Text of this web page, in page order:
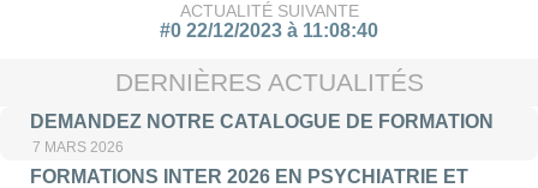
ACTUALITÉ SUIVANTE
#0 22/12/2023 à 11:08:40
DERNIÈRES ACTUALITÉS
DEMANDEZ NOTRE CATALOGUE DE FORMATION
7 MARS 2026
FORMATIONS INTER 2026 EN PSYCHIATRIE ET